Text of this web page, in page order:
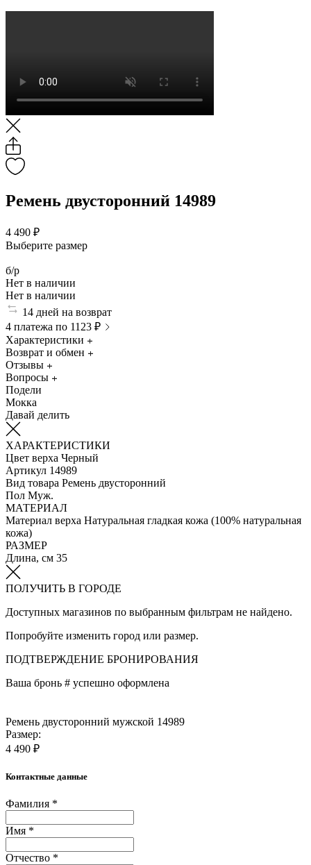
Ремень двусторонний 14989
4 490 ₽
Выберите размер
б/р
Нет в наличии
Нет в наличии
14 дней на возврат
4 платежа по 1123 ₽
Характеристики
Возврат и обмен
Отзывы
Вопросы
Подели
Мокка
Давай делить
ХАРАКТЕРИСТИКИ
Цвет верха Черный
Артикул 14989
Вид товара Ремень двусторонний
Пол Муж.
МАТЕРИАЛ
Материал верха Натуральная гладкая кожа (100% натуральная
кожа)
РАЗМЕР
Длина, см 35
ПОЛУЧИТЬ В ГОРОДЕ
Доступных магазинов по выбранным фильтрам не найдено.
Попробуйте изменить город или размер.
ПОДТВЕРЖДЕНИЕ БРОНИРОВАНИЯ
Ваша бронь # успешно оформлена
Ремень двусторонний мужской 14989
Размер:
4 490 ₽
Контактные данные
Фамилия *
Имя *
Отчество *